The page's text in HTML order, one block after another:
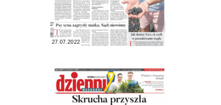
27.07.2022